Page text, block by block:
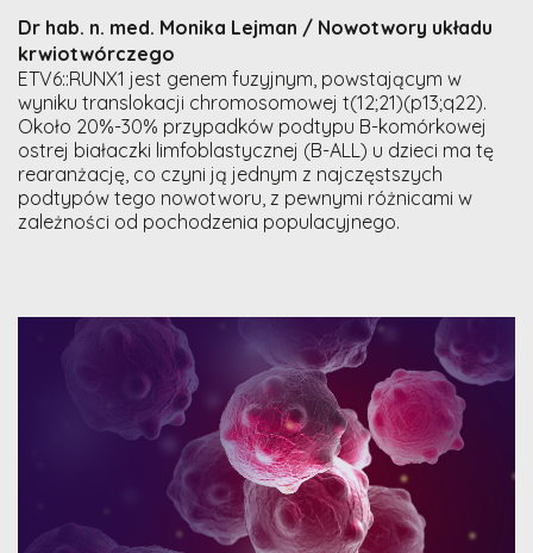
Dr hab. n. med. Monika Lejman / Nowotwory układu
krwiotwórczego
ETV6::RUNX1 jest genem fuzyjnym, powstającym w
wyniku translokacji chromosomowej t(12;21)(p13;q22).
Około 20%-30% przypadków podtypu B-komórkowej
ostrej białaczki limfoblastycznej (B-ALL) u dzieci ma tę
rearanżację, co czyni ją jednym z najczęstszych
podtypów tego nowotworu, z pewnymi różnicami w
zależności od pochodzenia populacyjnego.